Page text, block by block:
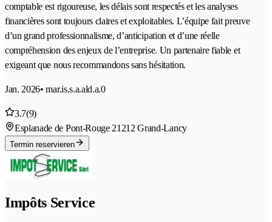
comptable est rigoureuse, les délais sont respectés et les analyses
financières sont toujours claires et exploitables. L’équipe fait preuve
d’un grand professionnalisme, d’anticipation et d’une réelle
compréhension des enjeux de l’entreprise. Un partenaire fiable et
exigeant que nous recommandons sans hésitation.
Jan. 2026• mar.is.s.a.ald.a.0
3.7(9)
Esplanade de Pont-Rouge 21212 Grand-Lancy
Termin reservieren
Impôts Service